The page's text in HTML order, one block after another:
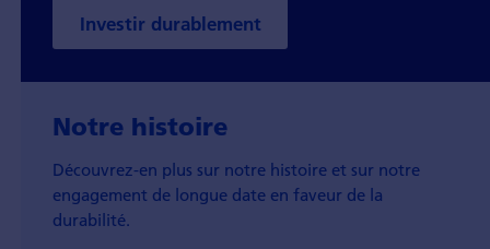
Investir durablement
Notre histoire
Découvrez-en plus sur notre histoire et sur notre
engagement de longue date en faveur de la
durabilité.